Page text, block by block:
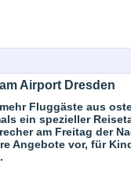
Airport Dresden
Fluggäste aus
ein spezieller
am Freitag der
Angebote vor, für